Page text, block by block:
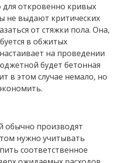
откровенно кривых
не выдают критических
от стяжки пола. Она,
в обжитых
на проведении
будет бетонная
в этом случае немало, но
обычно производят
нужно учитывать
соответственное